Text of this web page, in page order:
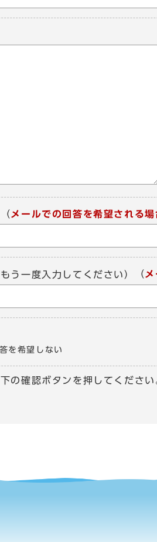
（ メールでの回答を希望される
う一度入力してください） （
を希望しない
の確認ボタンを押してください